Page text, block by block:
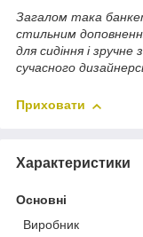
Загалом така
стильним
для сидіння і
сучасного
Приховати
Характеристики
Основні
Виробник